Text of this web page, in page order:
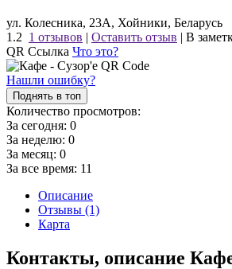
ул. Колесника, 23А, Хойники, Беларусь
1.2 1 отзывов | Оставить отзыв | В
QR Ссылка Что это?
Нашли ошибку?
Поднять в топ
Количество просмотров:
За сегодня: 0
За неделю: 0
За месяц: 0
За все время: 11
Описание
Отзывы (1)
Карта
Контакты, описание